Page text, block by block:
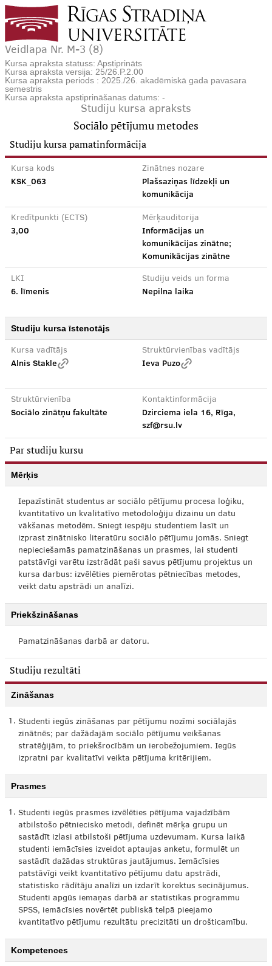
Veidlapa Nr. M-3 (8)
Kursa apraksta statuss: Apstiprināts
Kursa apraksta versija: 25/26.P.2.00
Kursa apraksta periods : 2025./26. akadēmiskā gada pavasara
semestris
Kursa apraksta apstiprināšanas datums: -
Studiju kursa apraksts
Sociālo pētījumu metodes
Studiju kursa pamatinformācija
Kursa kods
KSK_063
Zinātnes nozare
Plašsaziņas līdzekļi un
komunikācija
Kredītpunkti (ECTS)
3,00
Mērķauditorija
Informācijas un
komunikācijas zinātne;
Komunikācijas zinātne
LKI
6. līmenis
Studiju veids un forma
Nepilna laika
Studiju kursa īstenotājs
Kursa vadītājs
Alnis Stakle
Struktūrvienības vadītājs
Ieva Puzo
Struktūrvienība
Sociālo zinātņu fakultāte
Kontaktinformācija
Dzirciema iela 16, Rīga,
szf@rsu.lv
Par studiju kursu
Mērķis
Iepazīstināt studentus ar sociālo pētījumu procesa loģiku,
kvantitatīvo un kvalitatīvo metodoloģiju dizainu un datu
vākšanas metodēm. Sniegt iespēju studentiem lasīt un
izprast zinātnisko literatūru sociālo pētījumu jomās. Sniegt
nepieciešamās pamatzināšanas un prasmes, lai studenti
patstāvīgi varētu izstrādāt paši savus pētījumu projektus un
kursa darbus: izvēlēties piemērotas pētniecības metodes,
veikt datu apstrādi un analīzi.
Priekšzināšanas
Pamatzināšanas darbā ar datoru.
Studiju rezultāti
Zināšanas
1. Studenti iegūs zināšanas par pētījumu nozīmi sociālajās
zinātnēs; par dažādajām sociālo pētījumu veikšanas
stratēģijām, to priekšrocībām un ierobežojumiem. Iegūs
izpratni par kvalitatīvi veikta pētījuma kritērijiem.
Prasmes
1. Studenti iegūs prasmes izvēlēties pētījuma vajadzībām
atbilstošo pētniecisko metodi, definēt mērķa grupu un
sastādīt izlasi atbilstoši pētījuma uzdevumam. Kursa laikā
studenti iemācīsies izveidot aptaujas anketu, formulēt un
sastādīt dažādas struktūras jautājumus. Iemācīsies
patstāvīgi veikt kvantitatīvo pētījumu datu apstrādi,
statistisko rādītāju analīzi un izdarīt korektus secinājumus.
Studenti apgūs iemaņas darbā ar statistikas programmu
SPSS, iemācīsies novērtēt publiskā telpā pieejamo
kvantitatīvo pētījumu rezultātu precizitāti un drošticamību.
Kompetences